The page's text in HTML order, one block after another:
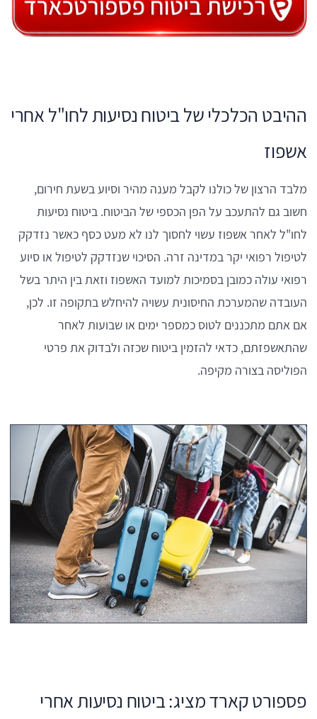
ההיבט הכלכלי של ביטוח נסיעות לחו"ל אחרי
אשפוז
מלבד הרצון של כולנו לקבל מענה מהיר וסיוע בשעת חירום,
חשוב גם להתעכב על הפן הכספי של הביטוח. ביטוח נסיעות
לחו"ל לאחר אשפוז עשוי לחסוך לנו לא מעט כסף כאשר נזדקק
לטיפול רפואי יקר במדינה זרה. הסיכוי שנזדקק לטיפול או סיוע
רפואי עולה כמובן בסמיכות למועד האשפוז וזאת בין היתר בשל
העובדה שהמערכת החיסונית עשויה להיחלש בתקופה זו. לכן,
אם אתם מתכננים לטוס כמספר ימים או שבועות לאחר
שהתאשפזתם, כדאי להזמין ביטוח שכזה ולבדוק את פרטי
הפוליסה בצורה מקיפה.
פספורט קארד מציג: ביטוח נסיעות אחרי